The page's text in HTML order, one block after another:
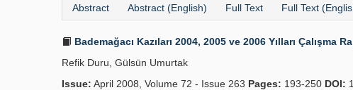
Abstract Abstract (English) Full Text Full Text
Bademağacı Kazıları 2004, 2005 ve 2006 Yılları Çalışma
Refik Duru, Gülsün Umurtak
Issue: April 2008, Volume 72 - Issue 263 Pages: 193-250 DOI: